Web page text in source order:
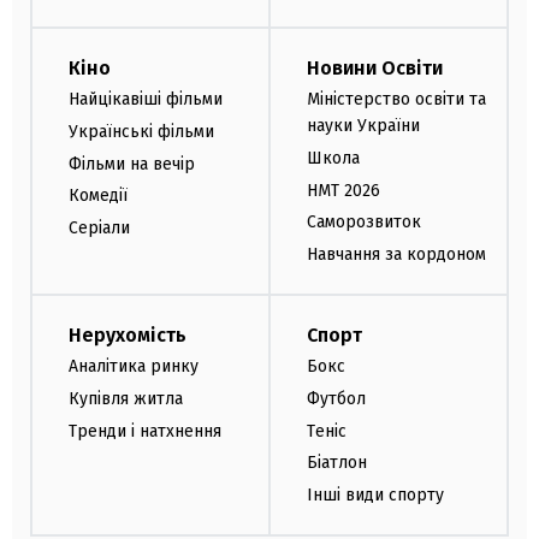
Кіно
Найцікавіші фільми
Українські фільми
Фільми на вечір
Комедії
Серіали
Новини Освіти
Міністерство освіти та
науки України
Школа
НМТ 2026
Саморозвиток
Навчання за кордоном
Нерухомість
Аналітика ринку
Купівля житла
Тренди і натхнення
Спорт
Бокс
Футбол
Теніс
Біатлон
Інші види спорту